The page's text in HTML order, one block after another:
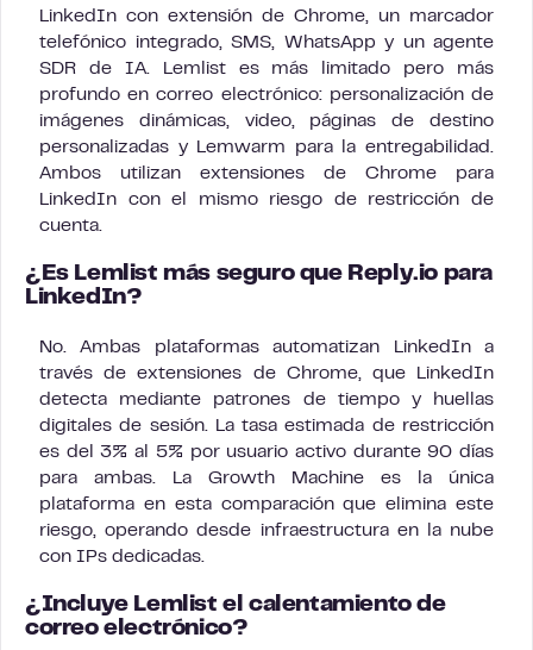
LinkedIn con extensión de Chrome, un marcador
telefónico integrado, SMS, WhatsApp y un agente
SDR de IA. Lemlist es más limitado pero más
profundo en correo electrónico: personalización de
imágenes dinámicas, video, páginas de destino
personalizadas y Lemwarm para la entregabilidad.
Ambos utilizan extensiones de Chrome para
LinkedIn con el mismo riesgo de restricción de
cuenta.
¿Es Lemlist más seguro que Reply.io para
LinkedIn?
No. Ambas plataformas automatizan LinkedIn a
través de extensiones de Chrome, que LinkedIn
detecta mediante patrones de tiempo y huellas
digitales de sesión. La tasa estimada de restricción
es del 3% al 5% por usuario activo durante 90 días
para ambas. La Growth Machine es la única
plataforma en esta comparación que elimina este
riesgo, operando desde infraestructura en la nube
con IPs dedicadas.
¿Incluye Lemlist el calentamiento de
correo electrónico?